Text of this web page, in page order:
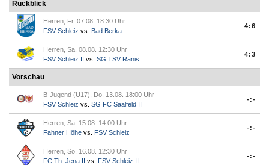
Rückblick
Herren, Fr. 07.08. 18:30 Uhr
FSV Schleiz vs. Bad Berka
4:6
Herren, Sa. 08.08. 12:30 Uhr
FSV Schleiz II vs. SG TSV Ranis
4:3
Vorschau
B-Jugend (U17), Do. 13.08. 18:00 Uhr
FSV Schleiz vs. SG FC Saalfeld II
-:-
Herren, Sa. 15.08. 14:00 Uhr
Fahner Höhe vs. FSV Schleiz
-:-
Herren, So. 16.08. 12:30 Uhr
FC Th. Jena II vs. FSV Schleiz II
-:-